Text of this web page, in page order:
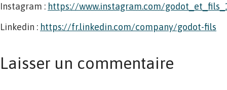
Instagram : https://www.instagram.com/
Linkedin : https://fr.linkedin.com/company/godot-fils
Laisser un commentaire